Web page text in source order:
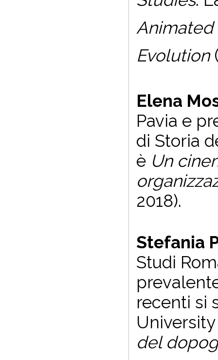
Animated
Evolution
Elena
Pavia e
di Storia
è Un
2018).
Stefania
Studi
recenti si
del